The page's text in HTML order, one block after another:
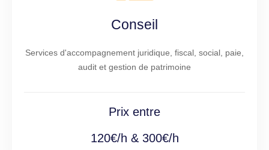
Conseil
Services d'accompagnement juridique, fiscal, social, paie,
audit et gestion de patrimoine
Prix entre
120€/h & 300€/h